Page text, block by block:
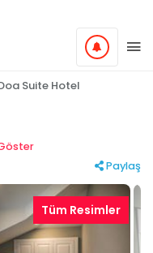
Suite Hotel
Paylaş
Tüm Resimler